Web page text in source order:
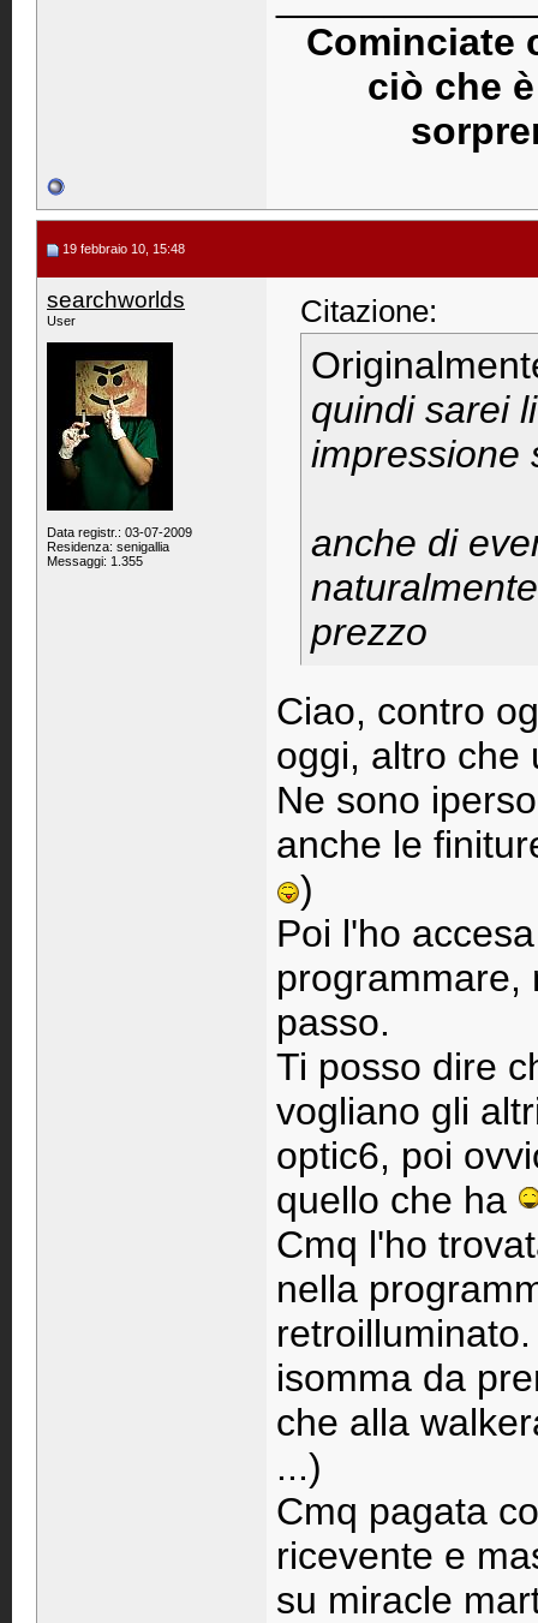
Cominciate
ciò che
19 febbraio 10, 15:48
searchworlds
User
Data registr.: 03-07-2009
Residenza: senigallia
Messaggi: 1.355
Citazione:
quindi sarei
impressione
anche di
prezzo
Ciao, contro
oggi, altro
Ne sono
anche le
)
Poi l'ho
programmare,
passo.
Ti posso dire
vogliano gli
optic6, poi
quello che ha
Cmq l'ho
nella
isomma da
che alla
...)
Cmq pagata
ricevente e
su miracle